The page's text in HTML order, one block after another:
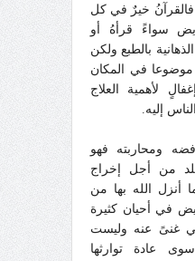
فالقرآنُ خيرٌ في كل
سواءً قرأهُ أو
بالطبع ولكن
موضوعا في المكان
لأهمية العلاج
إليه.
ومحاربته فهو
من أجل إخراج
أنزل الله بها من
في أحيان كثيرة
غنىً عنه وليست
عادة توارثها